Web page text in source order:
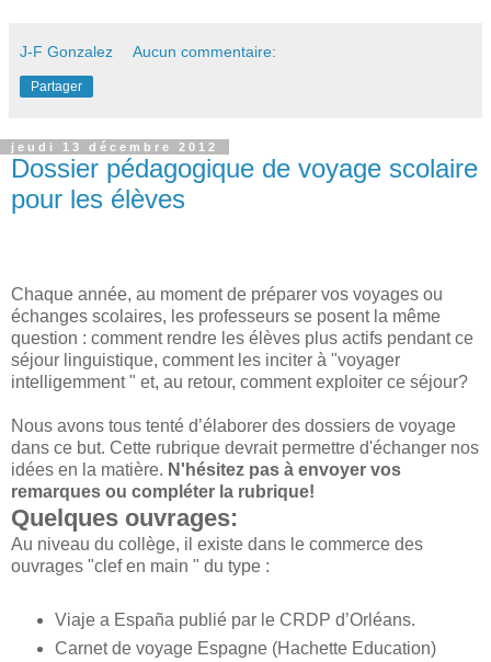
J-F Gonzalez Aucun commentaire:
Partager
jeudi 13 décembre 2012
Dossier pédagogique de voyage scolaire
pour les élèves
Chaque année, au moment de préparer vos voyages ou
échanges scolaires, les professeurs se posent la même
question : comment rendre les élèves plus actifs pendant ce
séjour linguistique, comment les inciter à "voyager
intelligemment " et, au retour, comment exploiter ce séjour?
Nous avons tous tenté d’élaborer des dossiers de voyage
dans ce but. Cette rubrique devrait permettre d'échanger nos
idées en la matière. N'hésitez pas à envoyer vos
remarques ou compléter la rubrique!
Quelques ouvrages:
Au niveau du collège, il existe dans le commerce des
ouvrages "clef en main " du type :
Viaje a España publié par le CRDP d’Orléans.
Carnet de voyage Espagne (Hachette Education)